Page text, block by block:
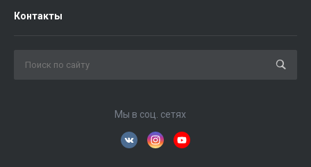
Контакты
Мы в соц. сетях